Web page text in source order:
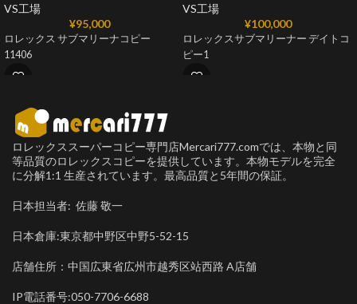
VS工場
¥95,000
ロレックス サブマリーナコピー
11406
VS工場
¥100,000
ロレックスサブマリーナー デイトコ
ピー1
ロレックススーパーコピー専門店Mercari777.comでは、本物と同
等品質のロレックスコピーを提供しています。本物モデルを完全
に分解1:1 生産されています。最高品質と5年間の保証。
日本担当者: 佐藤 敬一
日本倉庫:東京都中野区中野5-52-15
店舗住所：中国広東省広州市越秀区站西路 A店舗
IP電話番号:050-7706-6688